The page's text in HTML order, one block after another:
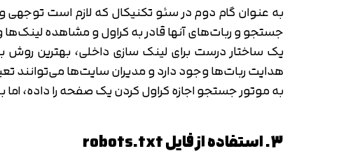
به عنوان گام دوم در سئو تکنیکال که لازم است
جستجو و ربات‌های آنها قادر به کراول و مشاهده
یک ساختار درست برای لینک سازی داخلی، بهترین
هدایت ربات‌‌ها وجود دارد و مدیران سایت‌ها می‌توانند
به موتور جستجو اجازه کراول کردن یک صفحه را داده،
3. استفاده از فایل robots.txt